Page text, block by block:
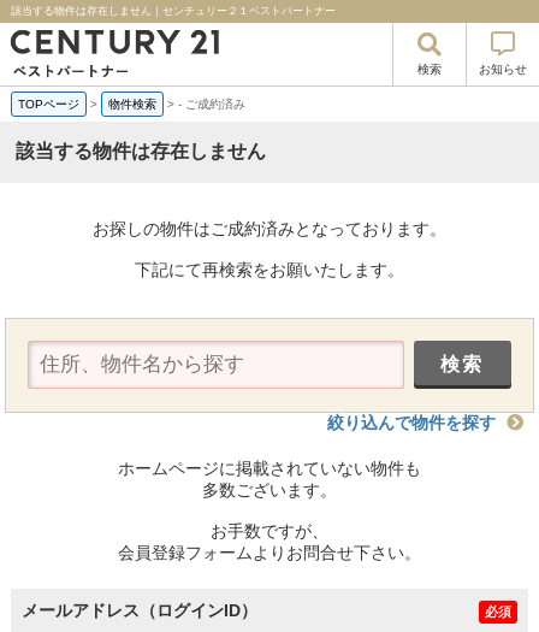
該当する物件は存在しません｜センチュリー２１ベストパートナー
検索 お知らせ
TOPページ > 物件検索 >- ご成約済み
該当する物件は存在しません
お探しの物件はご成約済みとなっております。
下記にて再検索をお願いたします。
絞り込んで物件を探す
ホームページに掲載されていない物件も
多数ございます。
お手数ですが、
会員登録フォームよりお問合せ下さい。
メールアドレス（ログインID） 必須